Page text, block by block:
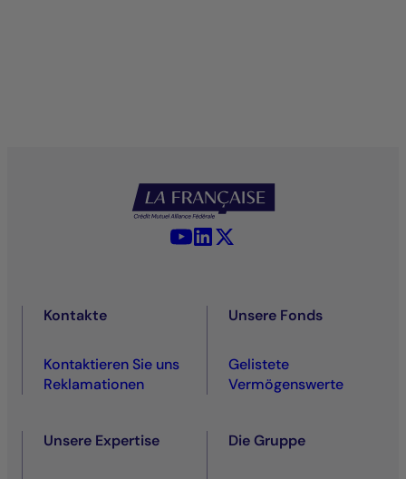
YouTube - La Française
LinkedIn - La Française
Kontakte
Kontaktieren Sie uns
Reklamationen
Unsere Fonds
Gelistete
Vermögenswerte
Unsere Expertise Die Gruppe